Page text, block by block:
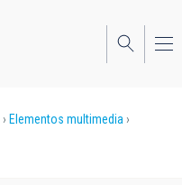
Elementos multimedia